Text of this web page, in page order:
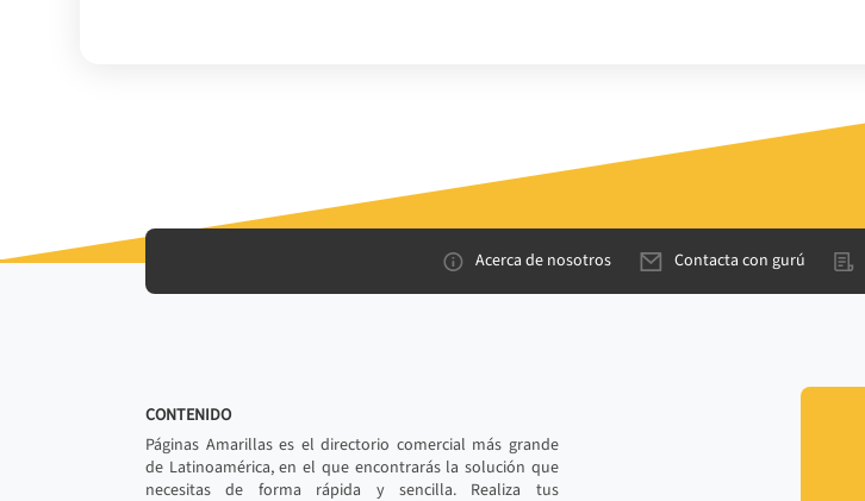
Acerca de nosotros Contacta con gurú
CONTENIDO
Páginas Amarillas es el directorio comercial más grande
de Latinoamérica, en el que encontrarás la solución que
necesitas de forma rápida y sencilla. Realiza tus